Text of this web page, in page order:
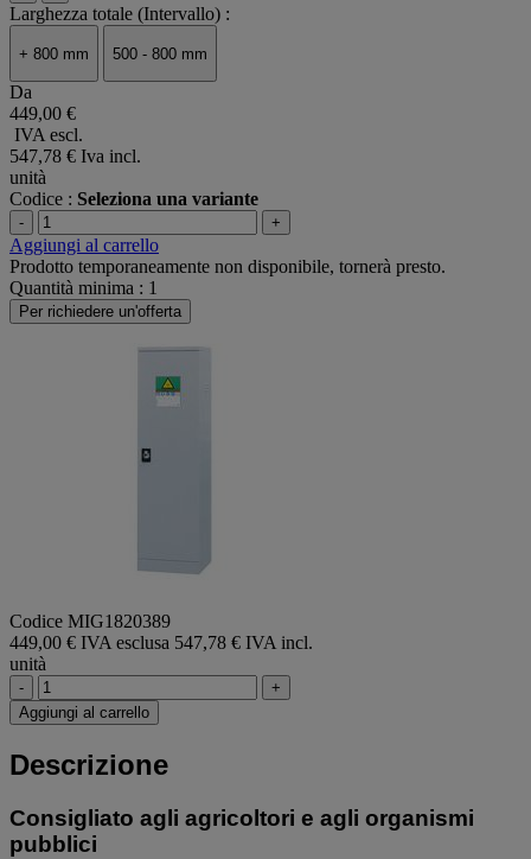
Larghezza totale (Intervallo) :
+ 800 mm 500 - 800 mm
Da
449,00 €
IVA escl.
547,78 € Iva incl.
unità
Codice : Seleziona una variante
- +
Aggiungi al carrello
Prodotto temporaneamente non disponibile, tornerà presto.
Quantità minima : 1
Per richiedere un'offerta
Codice MIG1820389
449,00 € IVA esclusa 547,78 € IVA incl.
unità
-
+
Aggiungi al carrello
Descrizione
Consigliato agli agricoltori e agli organismi
pubblici